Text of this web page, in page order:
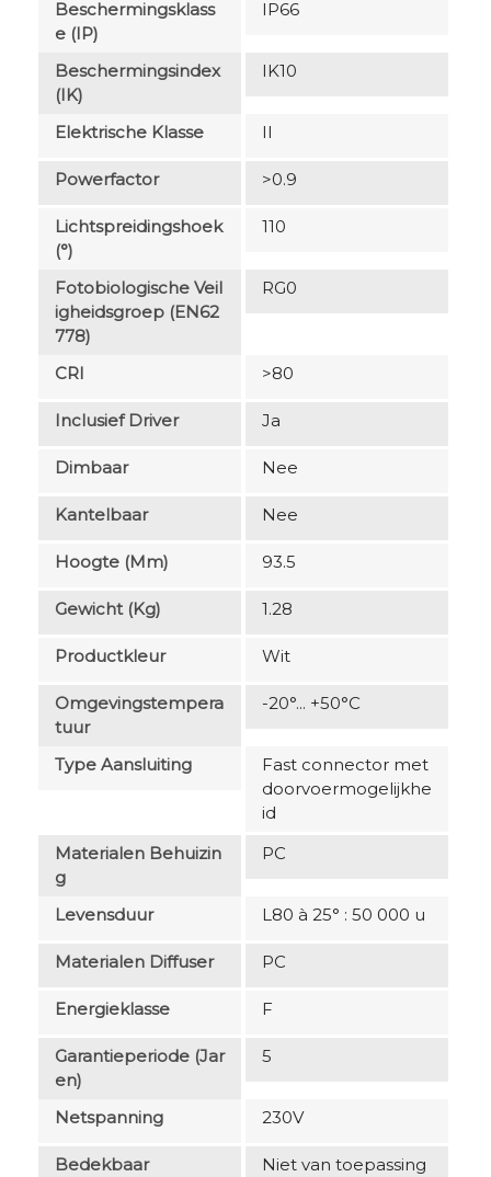
Beschermingsklass
E (IP)
IP66
Beschermingsindex
(IK)
IK10
Elektrische Klasse II
Powerfactor >0.9
Lichtspreidingshoek
(°)
110
Fotobiologische Veil
Igheidsgroep (EN62
778)
RG0
CRI >80
Inclusief Driver Ja
Dimbaar Nee
Kantelbaar Nee
Hoogte (mm) 93.5
Gewicht (kg) 1.28
Productkleur Wit
Omgevingstempera
Tuur
-20°... +50°C
Type Aansluiting
Fast connector met
doorvoermogelijkhe
id
Materialen Behuizin
G
PC
Levensduur L80 à 25° : 50 000 u
Materialen Diffuser PC
Energieklasse F
Garantieperiode (jar
En)
5
Netspanning 230V
Bedekbaar Niet van toepassing